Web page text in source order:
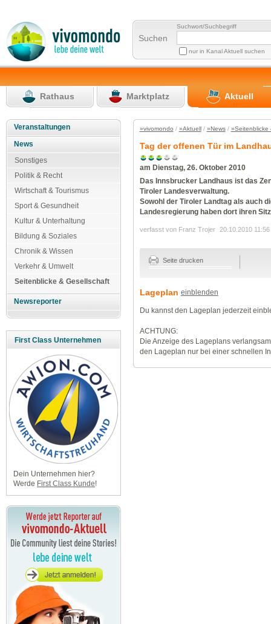
Suchen
Suchwort/Suchbegriff
nur in Kanal Aktuell suchen
Rathaus Marktplatz Aktuell
Veranstaltungen
News
Sonstiges
Politik & Recht
Wirtschaft & Tourismus
Sport & Gesundheit
Kultur & Unterhaltung
Bildung & Soziales
Chronik & Wissen
Verkehr & Umwelt
Seitenblicke & Gesellschaft
Newsreporter
First Class Unternehmen
Dein Unternehmen hier?
Werde First Class Kunde!
»vivomondo / »Aktuell/ »News/ »Seitenblicke
Tag der offenen Tür im
am Dienstag, 26. Oktober 2010
Das Innsbrucker Landhaus ist das
Tiroler Landesverwaltung.
Sowohl der Tiroler Landtag als auch
Landesregierung haben dort ihren
verfasst von Franz Trojer 20.10.2010 11:56
Seite drucken
Lageplan einblenden
Du kannst den Lageplan jederzeit
ACHTUNG:
Die Anzeige des Lageplans
den Lageplan nur bei einer schnellen